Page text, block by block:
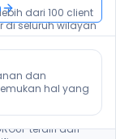
dari 100 client
di seluruh wilayan
peluang
di client
100% GRATIS,
terdiri dari
dan
hal yang